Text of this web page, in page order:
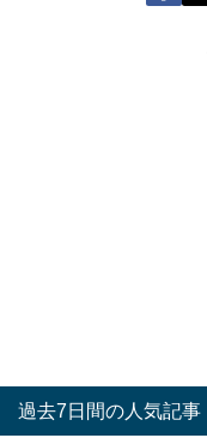
過去7日間の人気記事